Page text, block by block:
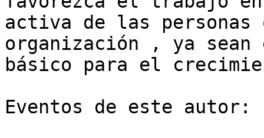
activa de las personas
organización , ya sean
básico para el
Eventos de este autor: